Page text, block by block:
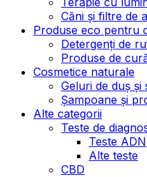
Căni și filtre de
Produse eco pentru
Detergenți de
Produse de
Cosmetice naturale
Geluri de duș și
Șampoane și
Alte categorii
Teste de
Teste ADN
Alte teste
CBD